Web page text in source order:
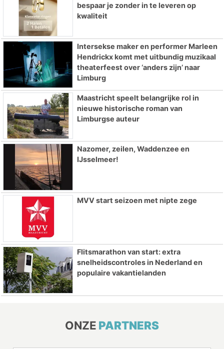
bespaar je zonder in te leveren op
kwaliteit
Intersekse maker en performer Marleen
Hendrickx komt met uitbundig muzikaal
theaterfeest over ‘anders zijn’ naar
Limburg
Maastricht speelt belangrijke rol in
nieuwe historische roman van
Limburgse auteur
Nazomer, zeilen, Waddenzee en
IJsselmeer!
MVV start seizoen met nipte zege
Flitsmarathon van start: extra
snelheidscontroles in Nederland en
populaire vakantielanden
ONZE PARTNERS